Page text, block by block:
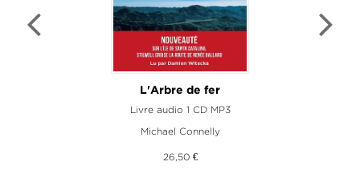
L'Arbre de fer
Livre audio 1 CD MP3
Michael Connelly
26,50 €